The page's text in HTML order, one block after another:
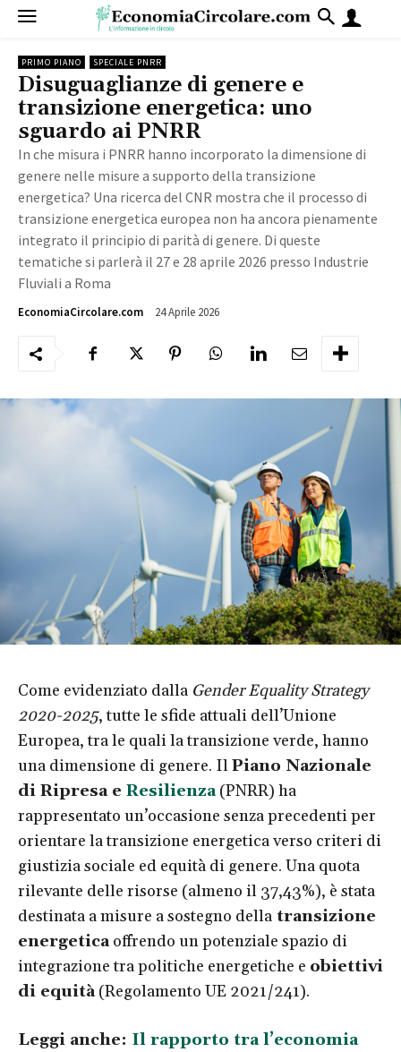
PRIMO PIANO SPECIALE PNRR
Disuguaglianze di genere e
transizione energetica: uno
sguardo ai PNRR
In che misura i PNRR hanno incorporato la dimensione di
genere nelle misure a supporto della transizione
energetica? Una ricerca del CNR mostra che il processo di
transizione energetica europea non ha ancora pienamente
integrato il principio di parità di genere. Di queste
tematiche si parlerà il 27 e 28 aprile 2026 presso Industrie
Fluviali a Roma
EconomiaCircolare.com 24 Aprile 2026
Come evidenziato dalla Gender Equality Strategy
2020-2025, tutte le sfide attuali dell’Unione
Europea, tra le quali la transizione verde, hanno
una dimensione di genere. IlPiano Nazionale
di Ripresa e Resilienza(PNRR) ha
rappresentato un’occasione senza precedenti per
orientare la transizione energetica verso criteri di
giustizia sociale ed equità di genere. Una quota
rilevante delle risorse (almeno il 37,43%), è stata
destinata a misure a sostegno della transizione
energeticaoffrendo un potenziale spazio di
integrazione tra politiche energetiche e obiettivi
di equità(Regolamento UE 2021/241).
Leggi anche: Il rapporto tra l’economia